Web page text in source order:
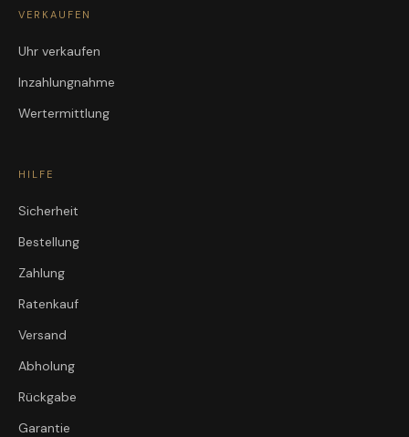
VERKAUFEN
Uhr verkaufen
Inzahlungnahme
Wertermittlung
HILFE
Sicherheit
Bestellung
Zahlung
Ratenkauf
Versand
Abholung
Rückgabe
Garantie